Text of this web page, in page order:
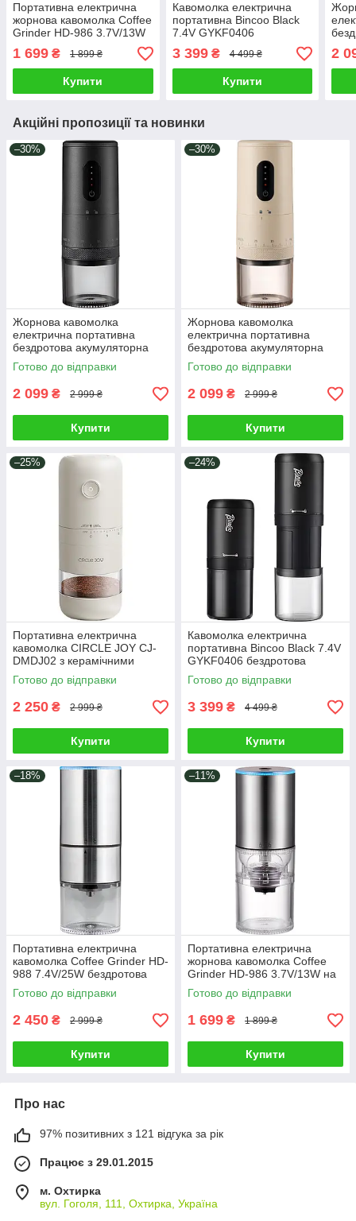
Портативна електрична
жорнова кавомолка Coffee
Grinder HD-986 3.7V/13W
на акумуляторі Сріблястий
1 699 ₴ 1 899 ₴
Купити
Кавомолка електрична
портативна Bincoo Black
7.4V GYKF0406
бездротова акумуляторна
зі сталевими жорнами і
регулюванням помелу
3 399₴ 4 499 ₴
Купити
HD-
2
Акційні пропозиції та новинки
–30%
Жорнова кавомолка
електрична портативна
бездротова акумуляторна
HD-C97 3.7V/13W Чорний
Готово до відправки
2 099 ₴ 2 999 ₴
Купити
–30%
Жорнова кавомолка
електрична портативна
бездротова акумуляторна
HD-C97 3.7V/13W Бежевий
Готово до відправки
2 099 ₴ 2 999 ₴
Купити
–25%
Портативна електрична
кавомолка CIRCLE JOY CJ-
DMDJ02 з керамічними
жорнами на акумуляторі
бездротова, Білий
Готово до відправки
2 250 ₴ 2 999 ₴
Купити
–24%
Кавомолка електрична
портативна Bincoo Black 7.4V
GYKF0406 бездротова
акумуляторна зі сталевими
жорнами і регулюванням
помелу
Готово до відправки
3 399 ₴ 4 499 ₴
Купити
–18%
Портативна електрична
кавомолка Coffee Grinder HD-
988 7.4V/25W бездротова
акумуляторна зі сталевими
жорнами Сріблястий
Готово до відправки
2 450 ₴ 2 999 ₴
Купити
–11%
Портативна електрична
жорнова кавомолка Coffee
Grinder HD-986 3.7V/13W на
акумуляторі Сріблястий
Готово до відправки
1 699 ₴ 1 899 ₴
Купити
Про нас
97% позитивних з 121 відгука за рік
Працює з 29.01.2015
м. Охтирка
вул. Гоголя, 111, Охтирка, Україна